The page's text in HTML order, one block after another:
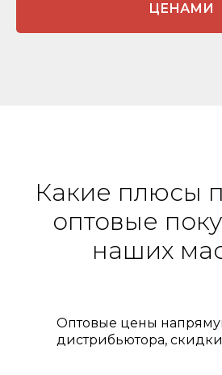
ЦЕНАМИ
Какие плюсы
оптовые
наших
Оптовые цены
дистрибьютора,